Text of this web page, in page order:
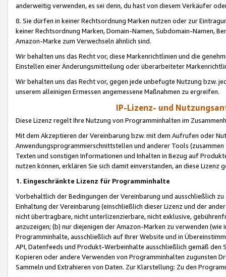
anderweitig verwenden, es sei denn, du hast von diesem Verkäufer
8. Sie dürfen in keiner Rechtsordnung Marken nutzen oder zur
keiner Rechtsordnung Marken, Domain-Namen, Subdomain-Namen,
Amazon-Marke zum Verwechseln ähnlich sind.
Wir behalten uns das Recht vor, diese Markenrichtlinien und die
Einstellen einer Änderungsmitteilung oder überarbeiteter
Wir behalten uns das Recht vor, gegen jede unbefugte Nutzung bzw.
unserem alleinigen Ermessen angemessene Maßnahmen zu ergreifen.
IP-Lizenz- und
Diese Lizenz regelt Ihre Nutzung von Programminhalten im
Mit dem Akzeptieren der Vereinbarung bzw. mit dem Aufrufen oder
Anwendungsprogrammierschnittstellen und anderer Tools (zusammen
Texten und sonstigen Informationen und Inhalten in Bezug auf
nutzen können, erklären Sie sich damit einverstanden, an diese Lizenz
1. Eingeschränkte Lizenz für Programminhalte
Vorbehaltlich der Bedingungen der Vereinbarung und ausschließlich
Einhaltung der Vereinbarung (einschließlich dieser Lizenz und der
nicht übertragbare, nicht unterlizenzierbare, nicht exklusive,
anzuzeigen; (b) nur diejenigen der Amazon-Marken zu verwenden
Programminhalte, ausschließlich auf Ihrer Website und in
API, Datenfeeds und Produkt-Werbeinhalte ausschließlich gemäß
Kopieren oder andere Verwenden von Programminhalten zugunsten
Sammeln und Extrahieren von Daten. Zur Klarstellung: Zu den